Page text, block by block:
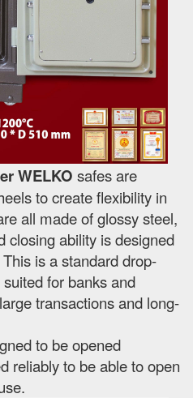
WELKO safes are
to create flexibility in
all made of glossy steel,
closing ability is designed
is a standard drop-
for banks and
transactions and long-
to be opened
reliably to be able to open